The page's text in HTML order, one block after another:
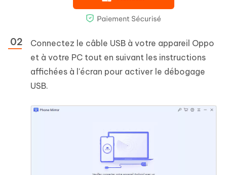
Connectez le câble USB à votre appareil Oppo
et à votre PC tout en suivant les instructions
affichées à l'écran pour activer le débogage
USB.